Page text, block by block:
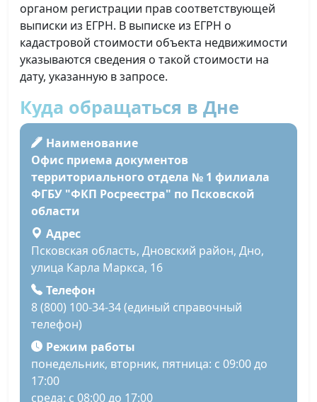
органом регистрации прав соответствующей
выписки из ЕГРН. В выписке из ЕГРН о
кадастровой стоимости объекта недвижимости
указываются сведения о такой стоимости на
дату, указанную в запросе.
Куда обращаться в Дне
Наименование
Офис приема документов
территориального отдела № 1 филиала
ФГБУ "ФКП Росреестра" по Псковской
области
Адрес
Псковская область, Дновский район, Дно,
улица Карла Маркса, 16
Телефон
8 (800) 100-34-34 (единый справочный
телефон)
Режим работы
понедельник, вторник, пятница: с 09:00 до
17:00
среда: с 08:00 до 17:00